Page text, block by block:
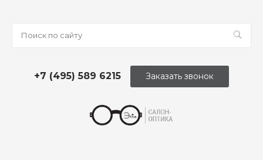
+7 (495) 589 6215 Заказать звонок